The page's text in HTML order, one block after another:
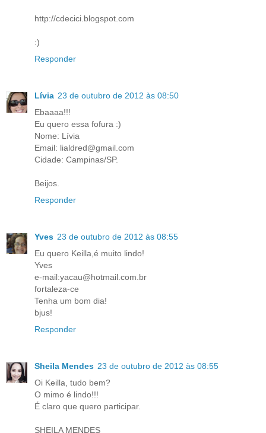
http://cdecici.blogspot.com
:)
Responder
Lívia 23 de outubro de 2012 às 08:50
Ebaaaa!!!
Eu quero essa fofura :)
Nome: Lívia
Email: lialdred@gmail.com
Cidade: Campinas/SP.
Beijos.
Responder
Yves 23 de outubro de 2012 às 08:55
Eu quero Keilla,é muito lindo!
Yves
e-mail:yacau@hotmail.com.br
fortaleza-ce
Tenha um bom dia!
bjus!
Responder
Sheila Mendes 23 de outubro de 2012 às 08:55
Oi Keilla, tudo bem?
O mimo é lindo!!!
É claro que quero participar.
SHEILA MENDES